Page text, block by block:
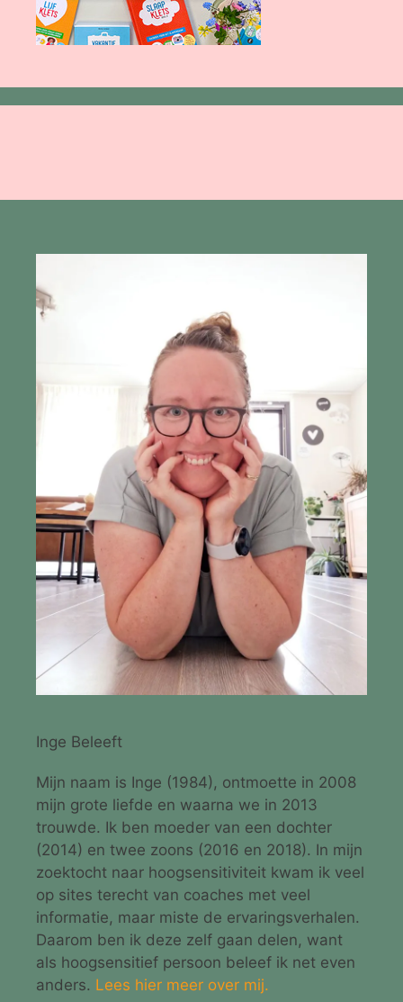
Inge Beleeft
Mijn naam is Inge (1984), ontmoette in 2008
mijn grote liefde en waarna we in 2013
trouwde. Ik ben moeder van een dochter
(2014) en twee zoons (2016 en 2018). In mijn
zoektocht naar hoogsensitiviteit kwam ik veel
op sites terecht van coaches met veel
informatie, maar miste de ervaringsverhalen.
Daarom ben ik deze zelf gaan delen, want
als hoogsensitief persoon beleef ik net even
anders. Lees hier meer over mij.